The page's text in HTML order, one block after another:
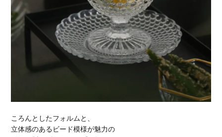
ころんとしたフォルムと、
立体感のあるビード模様が魅力の